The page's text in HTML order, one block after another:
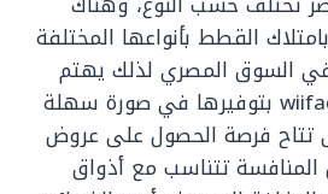
القطط بأنواعها المختلفة
السوق المصري لذلك يهتم
موقع الوفاق- wiifaq.com بتوفيرها في صورة سهلة
تتاح فرصة الحصول على عروض
المنافسة تتناسب مع أذواق